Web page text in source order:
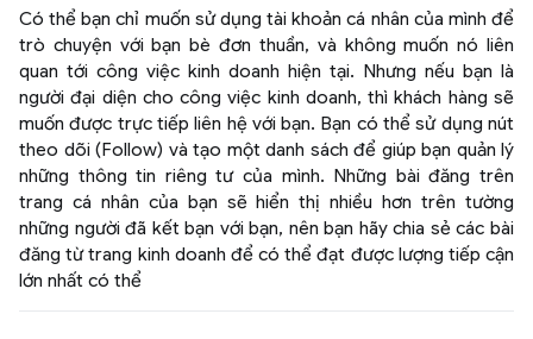
Có thể bạn chỉ muốn sử dụng tài khoản cá nhân của mình để
trò chuyện với bạn bè đơn thuần, và không muốn nó liên
quan tới công việc kinh doanh hiện tại. Nhưng nếu bạn là
người đại diện cho công việc kinh doanh, thì khách hàng sẽ
muốn được trực tiếp liên hệ với bạn. Bạn có thể sử dụng nút
theo dõi (Follow) và tạo một danh sách để giúp bạn quản lý
những thông tin riêng tư của mình. Những bài đăng trên
trang cá nhân của bạn sẽ hiển thị nhiều hơn trên tường
những người đã kết bạn với bạn, nên bạn hãy chia sẻ các bài
đăng từ trang kinh doanh để có thể đạt được lượng tiếp cận
lớn nhất có thể